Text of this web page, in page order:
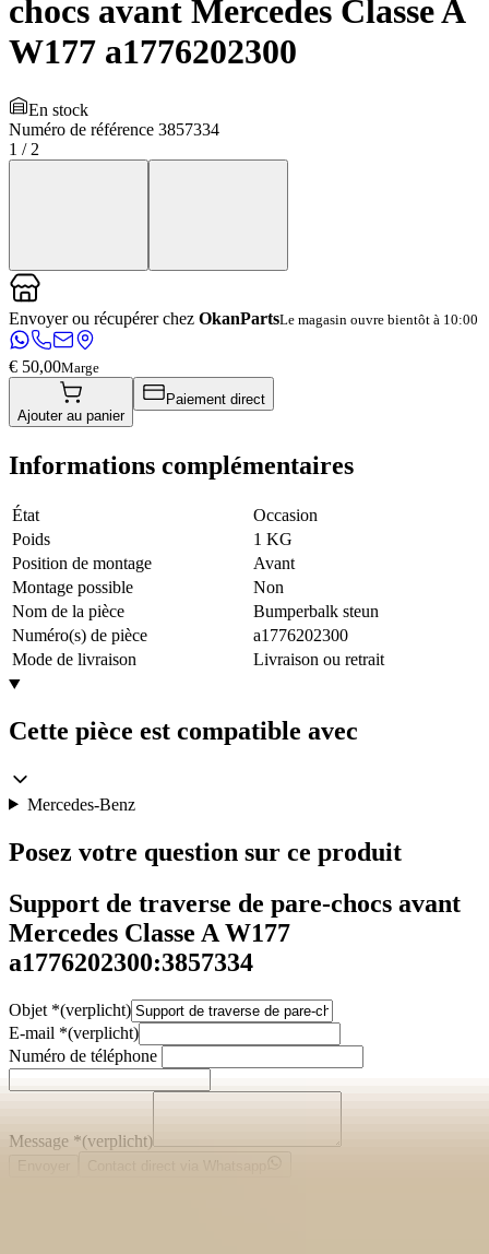
chocs avant Mercedes Classe A
W177 a1776202300
En stock
Numéro de référence 3857334
1 / 2
Envoyer ou récupérer chez OkanPartsLe magasin ouvre bientôt à 10:00
€ 50,00Marge
Ajouter au panier
Paiement direct
Informations complémentaires
État
Occasion
Poids
1 KG
Position de montage
Avant
Montage possible
Non
Nom de la pièce
Bumperbalk steun
Numéro(s) de pièce
a1776202300
Mode de livraison
Livraison ou retrait
Cette pièce est compatible avec
Mercedes-Benz
Posez votre question sur ce produit
Support de traverse de pare-chocs avant
Mercedes Classe A W177
a1776202300:3857334
Objet *(verplicht)
E-mail *(verplicht)
Numéro de téléphone
Message *(verplicht)
Envoyer